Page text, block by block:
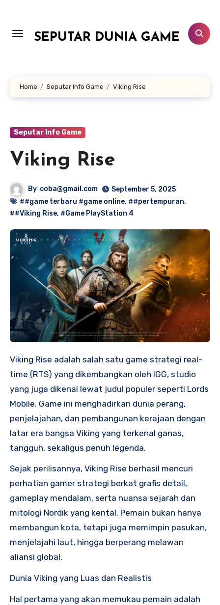
konten
SEPUTAR DUNIA GAME
Home Seputar Info Game Viking Rise
Seputar Info Game
Viking Rise
By coba@gmail.com
September 5, 2025
##game terbaru #game online, ##pertempuran,
##Viking Rise, #Game PlayStation 4
Viking Rise adalah salah satu game strategi real-
time (RTS) yang dikembangkan oleh IGG, studio
yang juga dikenal lewat judul populer seperti Lords
Mobile. Game ini menghadirkan dunia perang,
penjelajahan, dan pembangunan kerajaan dengan
latar era bangsa Viking yang terkenal ganas,
tangguh, sekaligus penuh legenda.
Sejak perilisannya, Viking Rise berhasil mencuri
perhatian gamer strategi berkat grafis detail,
gameplay mendalam, serta nuansa sejarah dan
mitologi Nordik yang kental. Pemain bukan hanya
membangun kota, tetapi juga memimpin pasukan,
menjelajahi laut, hingga berperang melawan
aliansi global.
Dunia Viking yang Luas dan Realistis
Hal pertama yang akan memukau pemain adalah